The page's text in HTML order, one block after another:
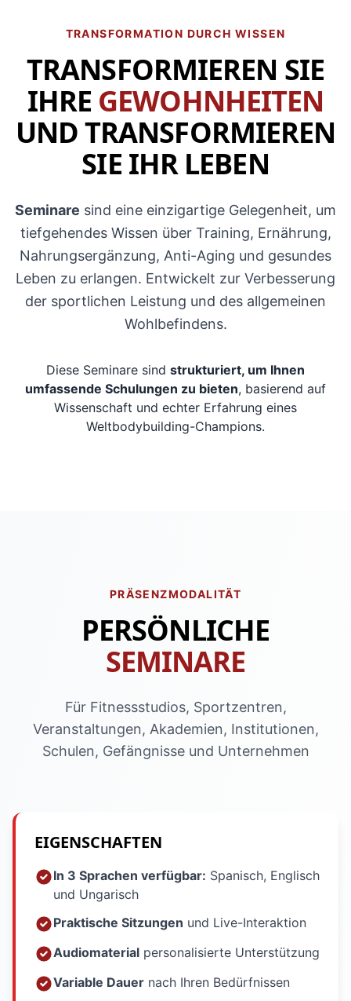
TRANSFORMATION DURCH WISSEN
TRANSFORMIEREN SIE
IHRE GEWOHNHEITEN
UND TRANSFORMIEREN
SIE IHR LEBEN
Seminare sind eine einzigartige Gelegenheit, um
tiefgehendes Wissen über Training, Ernährung,
Nahrungsergänzung, Anti-Aging und gesundes
Leben zu erlangen. Entwickelt zur Verbesserung
der sportlichen Leistung und des allgemeinen
Wohlbefindens.
Diese Seminare sind strukturiert, um Ihnen
umfassende Schulungen zu bieten, basierend auf
Wissenschaft und echter Erfahrung eines
Weltbodybuilding-Champions.
PRÄSENZMODALITÄT
PERSÖNLICHE
SEMINARE
Für Fitnessstudios, Sportzentren,
Veranstaltungen, Akademien, Institutionen,
Schulen, Gefängnisse und Unternehmen
EIGENSCHAFTEN
In 3 Sprachen verfügbar: Spanisch, Englisch
und Ungarisch
Praktische Sitzungen und Live-Interaktion
Audiomaterial personalisierte Unterstützung
Variable Dauer nach Ihren Bedürfnissen